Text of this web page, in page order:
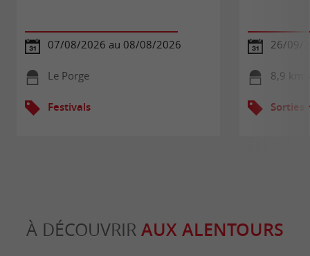
07/08/2026 au 08/08/2026
Le Porge
Festivals
26/09/
8,9 km
Sorties
À DÉCOUVRIR AUX ALENTOURS